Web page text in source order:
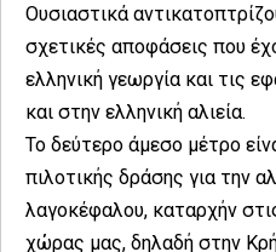
Ουσιαστικά
σχετικές αποφάσεις που
ελληνική γεωργία και τις
και στην ελληνική αλιεία.
Το δεύτερο άμεσο μέτρο
πιλοτικής δράσης για την
λαγοκέφαλου, καταρχήν
χώρας μας, δηλαδή στην